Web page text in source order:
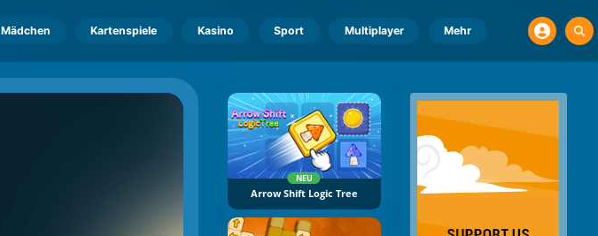
Mädchen Kartenspiele Kasino Sport Multiplayer Mehr
NEU
Arrow Shift Logic Tree